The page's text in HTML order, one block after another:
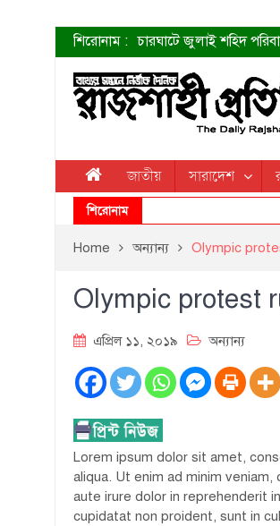
শিরোনাম : চারঘাটে জুলাই শহিদ
শহীদদের প্রত্যাশা এখনো
ত্বক ভালো রাখতে যে ৫
জুলাই স্মৃতি জাদুঘরের দুয়ার
শাহরুখের নতুন সিনেমার
কোয়ার্টার ফাইনালে
ডেনিস লিয়ামিন রাশিয়ার
জুলাই শহিদদের আত্মত্যাগ
জাতীয় সারাদেশ
শিরোনাম
Home অন্যান্য Olympic
Olympic protest
এপ্রিল ১১, ২০১৯ অন্যান্য
Lorem ipsum dolor sit amet,
aliqua. Ut enim ad minim
aute irure dolor in reprehenderit
cupidatat non proident, sunt in